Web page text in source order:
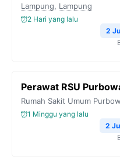
k
m
Lampung, Lampung
2 Hari yang lalu
2
Perawat RSU
Rumah Sakit Umum
1 Minggu yang lalu
2